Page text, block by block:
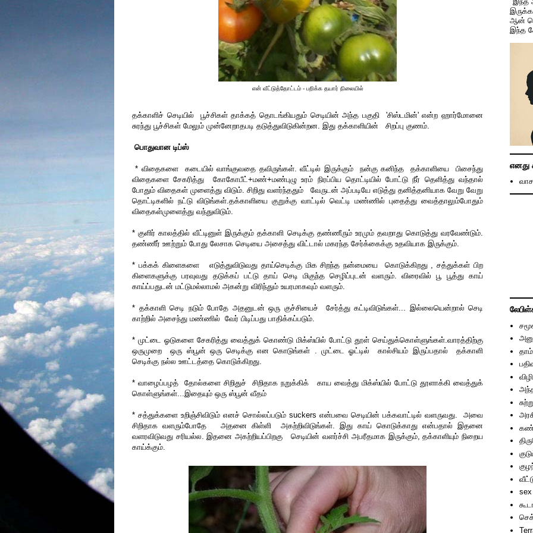
என் வீட்டுத்தோட்டம் - பறிக்க தயார் நிலையில்
தக்காளிச் செடியில் பூச்சிகள் தாக்கத் தொடங்கியதும் செடியின் அந்த பகுதி 'சிஸ்டமின்' என்ற ஹார்மோனை
சுரந்து பூச்சிகள் மேலும் முன்னேறாதபடி தடுத்துவிடுகின்றன. இது தக்காளியின் சிறப்பு குணம்.
பொதுவான டிப்ஸ்
* விதைகளை கடையில் வாங்குவதை தவிருங்கள். வீட்டில் இருக்கும் நன்கு கனிந்த தக்காளியை பிசைந்து
விதைகளை சேகரித்து கோகோபீட்+மண்+மண்புழு உரம் நிரப்பிய தொட்டியில் போட்டு நீர் தெளித்து வந்தால்
போதும் விதைகள் முளைத்து விடும். சிறிது வளர்ந்ததும் வேருடன் அப்படியே எடுத்து தனித்தனியாக வேறு வேறு
தொட்டிகளில் நட்டு விடுங்கள்.தக்காளியை குறுக்கு வாட்டில் வெட்டி மண்ணில் புதைத்து வைத்தாலும்போதும்
விதைகள்முளைத்து வந்துவிடும்.
* குளிர் காலத்தில் வீட்டினுள் இருக்கும் தக்காளி செடிக்கு தண்ணீரும் உரமும் தவறாது கொடுத்து வரவேண்டும்.
தண்ணீர் ஊற்றும் போது லேசாக செடியை அசைத்து விட்டால் மகரந்த சேர்க்கைக்கு உதவியாக இருக்கும்.
* பக்கக் கிளைகளை எடுத்துவிடுவது தாய்செடிக்கு மிக சிறந்த நன்மையை கொடுக்கிறது , சத்துக்கள் பிற
கிளைகளுக்கு பரவுவது தடுக்கப் பட்டு தாய் செடி மிகுந்த செழிப்புடன் வளரும். விரைவில் பூ பூத்து காய்
காய்ப்பதுடன் மட்டுமல்லாமல் அகன்று விரிந்தும் உயரமாகவும் வளரும்.
* தக்காளி செடி நடும் போதே அதனுடன் ஒரு குச்சியைச் சேர்த்து கட்டிவிடுங்கள்... இல்லையென்றால் செடி
காற்றில் அசைந்து மண்ணில் வேர் பிடிப்பது பாதிக்கப்படும்.
* முட்டை ஓடுகளை சேகரித்து வைத்துக் கொண்டு மிக்ஸ்யில் போட்டு தூள் செய்துக்கொள்ளுங்கள்.வாரத்திற்கு
ஒருமுறை ஒரு ஸ்பூன் ஒரு செடிக்கு என கொடுங்கள் . முட்டை ஓட்டில் கால்சியம் இருப்பதால் தக்காளி
செடிக்கு நல்ல ஊட்டத்தை கொடுக்கிறது.
* வாழைப்பழத் தோல்களை சிறிதுச் சிறிதாக நறுக்கிக் காய வைத்து மிக்ஸ்யில் போட்டு தூளாக்கி வைத்துக்
கொள்ளுங்கள்...இதையும் ஒரு ஸ்பூன் வீதம்
* சத்துக்களை உறிஞ்சிவிடும் எனச் சொல்லப்படும் suckers என்பவை செடியின் பக்கவாட்டில் வளருவது. அவை
சிறிதாக வளரும்போதே அதனை கிள்ளி அகற்றிவிடுங்கள். இது காய் கொடுக்காது என்பதால் இதனை
வளரவிடுவது சரியல்ல. இதனை அகற்றியப்பிறகு செடியின் வளர்ச்சி அபரீதமாக இருக்கும், தக்காளியும் நிறைய
காய்க்கும்.
ஆன்
இந்த